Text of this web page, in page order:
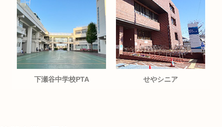
下瀬谷中学校PTA せやシニア